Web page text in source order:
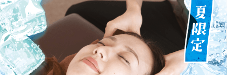
各店舗にて募集中(^O^)!皆さんのご応募をお待ちしております!
▼浜松町シーバンス店
https://seranabi.jp/job/8f9e0343
▼御成門駅前店
https://seranabi.jp/job/de25d9d2